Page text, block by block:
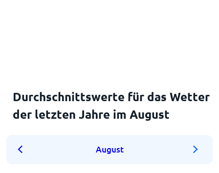
Durchschnittswerte für das Wetter
der letzten Jahre im August
August